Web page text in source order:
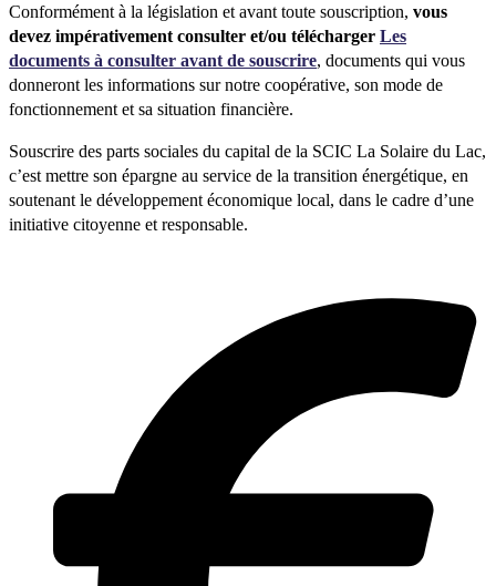
Conformément à la législation et avant toute souscription, vous
devez impérativement consulter et/ou télécharger Les
documents à consulter avant de souscrire, documents qui vous
donneront les informations sur notre coopérative, son mode de
fonctionnement et sa situation financière.
Souscrire des parts sociales du capital de la SCIC La Solaire du Lac,
c’est mettre son épargne au service de la transition énergétique, en
soutenant le développement économique local, dans le cadre d’une
initiative citoyenne et responsable.